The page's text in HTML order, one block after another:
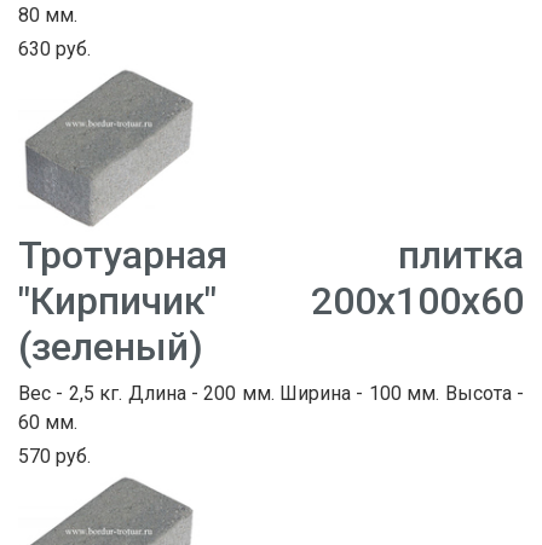
80 мм.
630 руб.
Тротуарная плитка
"Кирпичик" 200х100х60
(зеленый)
Вес - 2,5 кг. Длина - 200 мм. Ширина - 100 мм. Высота -
60 мм.
570 руб.